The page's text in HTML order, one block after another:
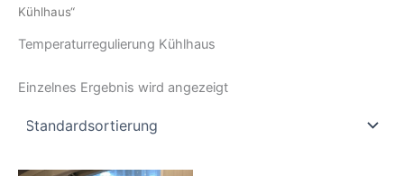
Kühlhaus“
Temperaturregulierung Kühlhaus
Einzelnes Ergebnis wird angezeigt